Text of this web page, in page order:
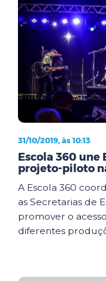
31/10/2019, às 10:13
Escola 360 une
projeto-piloto
A Escola 360
as Secretarias de
promover o
diferentes